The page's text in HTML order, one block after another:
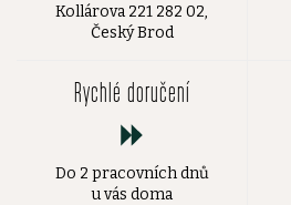
Kollárova 221 282 02,
Český Brod
Rychlé doručení
Do 2 pracovních dnů
u vás doma